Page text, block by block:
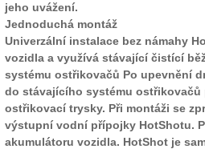
jeho uvážení.
Jednoduchá montáž
Univerzální instalace bez námahy
vozidla a využívá stávající čistící
systému ostřikovačů Po upevnění
do stávajícího systému
ostřikovací trysky. Při montáži se
výstupní vodní přípojky HotShotu.
akumulátoru vozidla. HotShot je